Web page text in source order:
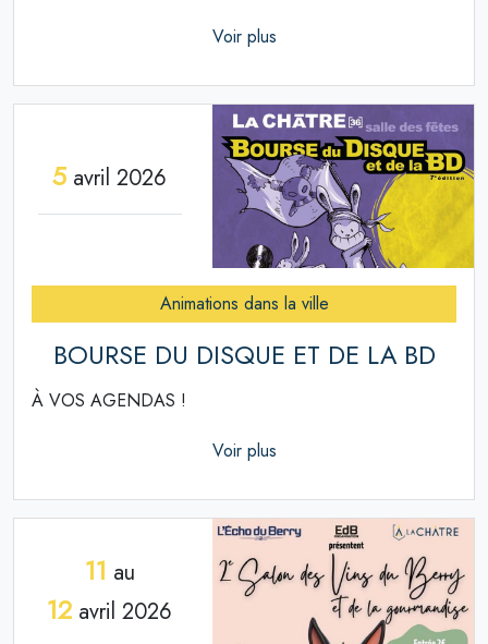
Voir plus
5 avril 2026
Animations dans la ville
BOURSE DU DISQUE ET DE LA BD
À VOS AGENDAS !
Voir plus
11 au
12 avril 2026